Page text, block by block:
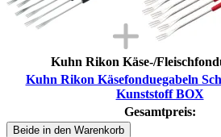
Kuhn Rikon Käse-/
Kuhn Rikon Käsefonduegabeln
Kunststoff BOX
Gesamtpreis:
Beide in den Warenkorb